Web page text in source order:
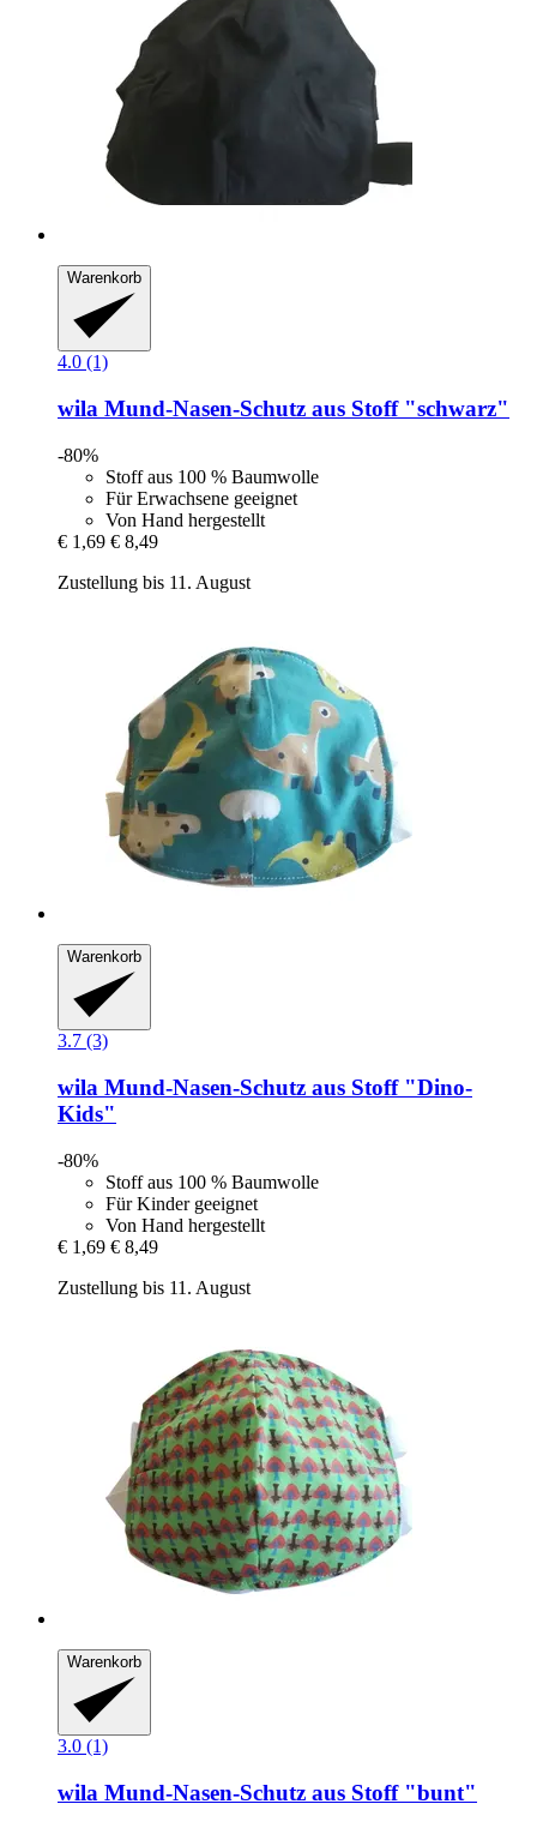
Warenkorb
4.0 (1)
wila Mund-​Nasen-​Schutz aus Stoff "schwarz"
-80%
Stoff aus 100 % Baumwolle
Für Erwachsene geeignet
Von Hand hergestellt
€ 1,69 € 8,49
Zustellung bis 11. August
Warenkorb
3.7 (3)
wila Mund-​Nasen-​Schutz aus Stoff "Dino-​
Kids"
-80%
Stoff aus 100 % Baumwolle
Für Kinder geeignet
Von Hand hergestellt
€ 1,69 € 8,49
Zustellung bis 11. August
Warenkorb
3.0 (1)
wila Mund-​Nasen-​Schutz aus Stoff "bunt"